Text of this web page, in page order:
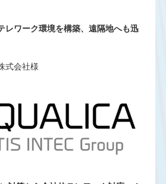
レワーク環境を構築、遠隔地へも迅
式会社様